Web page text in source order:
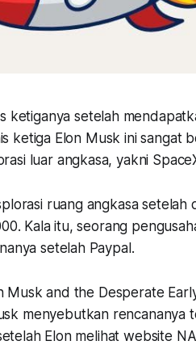
ketiganya setelah
ketiga Elon Musk ini sangat
luar angkasa, yakni
ruang angkasa setelah
Kala itu, seorang
setelah Paypal.
and the Desperate
menyebutkan rencananya
Elon melihat website